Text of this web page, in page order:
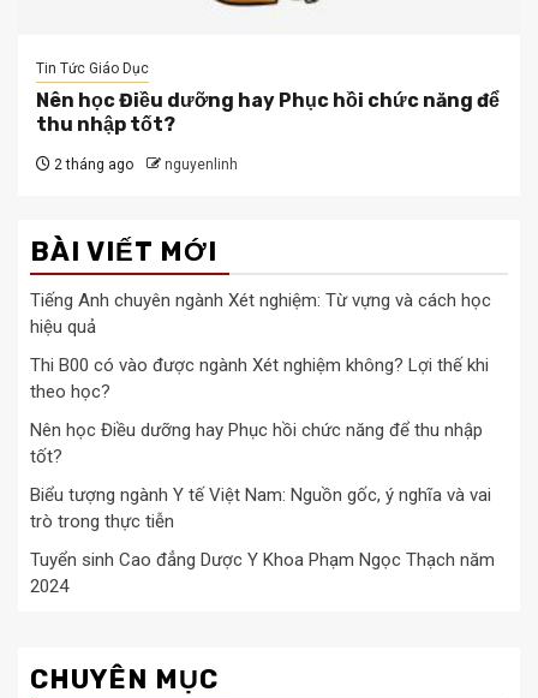
Tin Tức Giáo Dục
Nên học Điều dưỡng hay Phục hồi chức năng để
thu nhập tốt?
2 tháng ago nguyenlinh
BÀI VIẾT MỚI
Tiếng Anh chuyên ngành Xét nghiệm: Từ vựng và cách học
hiệu quả
Thi B00 có vào được ngành Xét nghiệm không? Lợi thế khi
theo học?
Nên học Điều dưỡng hay Phục hồi chức năng để thu nhập
tốt?
Biểu tượng ngành Y tế Việt Nam: Nguồn gốc, ý nghĩa và vai
trò trong thực tiễn
Tuyển sinh Cao đẳng Dược Y Khoa Phạm Ngọc Thạch năm
2024
CHUYÊN MỤC